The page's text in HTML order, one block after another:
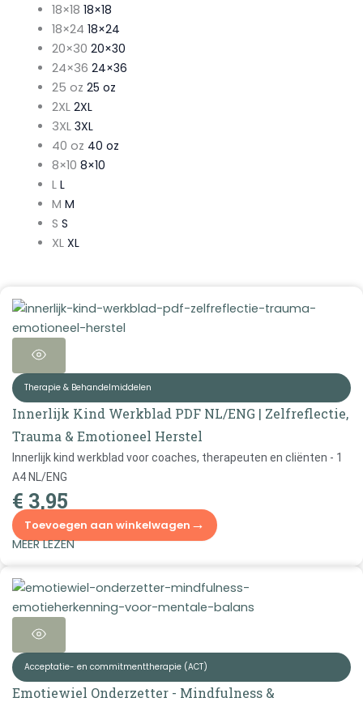
18×18 18×18
18×24 18×24
20×30 20×30
24×36 24×36
25 oz 25 oz
2XL 2XL
3XL 3XL
40 oz 40 oz
8×10 8×10
L L
M M
S S
XL XL
Therapie & Behandelmiddelen
Innerlijk Kind Werkblad PDF NL/ENG | Zelfreflectie,
Trauma & Emotioneel Herstel
Innerlijk kind werkblad voor coaches, therapeuten en cliënten - 1
A4 NL/ENG
€ 3,95
Toevoegen aan winkelwagen →
MEER LEZEN
Acceptatie- en commitmenttherapie (ACT)
Emotiewiel Onderzetter - Mindfulness &